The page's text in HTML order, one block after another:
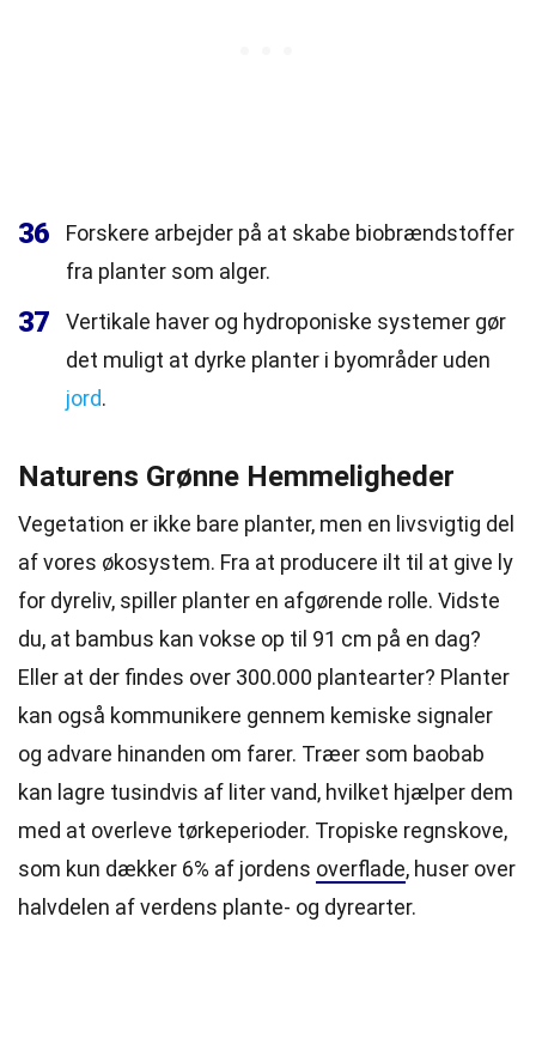
36
Forskere arbejder på at skabe biobrændstoffer
fra planter som alger.
37
Vertikale haver og hydroponiske systemer gør
det muligt at dyrke planter i byområder uden
jord.
Naturens Grønne Hemmeligheder
Vegetation er ikke bare planter, men en livsvigtig del
af vores økosystem. Fra at producere ilt til at give ly
for dyreliv, spiller planter en afgørende rolle. Vidste
du, at bambus kan vokse op til 91 cm på en dag?
Eller at der findes over 300.000 plantearter? Planter
kan også kommunikere gennem kemiske signaler
og advare hinanden om farer. Træer som baobab
kan lagre tusindvis af liter vand, hvilket hjælper dem
med at overleve tørkeperioder. Tropiske regnskove,
som kun dækker 6% af jordens overflade, huser over
halvdelen af verdens plante- og dyrearter.